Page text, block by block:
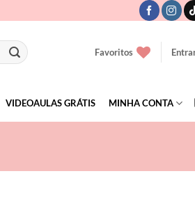
Favoritos
VIDEOAULAS GRÁTIS MINHA CONTA